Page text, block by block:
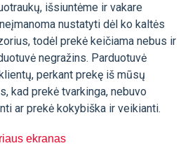
išsiuntėme ir vakare
nustatyti dėl ko kaltės
todėl prekė keičiama nebus ir
negražins. Parduotuvė
perkant prekę iš mūsų
kad prekė tvarkinga, nebuvo
ar prekė kokybiška ir veikianti.
ekranas